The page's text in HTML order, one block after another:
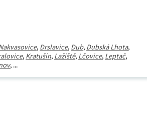
, Drslavice, Dub, Dubská Lhota,
, Kratušín, Lažiště, Lčovice, Leptač,
, ...